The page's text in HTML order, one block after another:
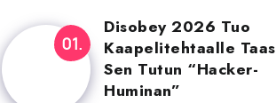
Disobey 2026 Tuo
Kaapelitehtaalle Taas
Sen Tutun “Hacker-
Huminan”